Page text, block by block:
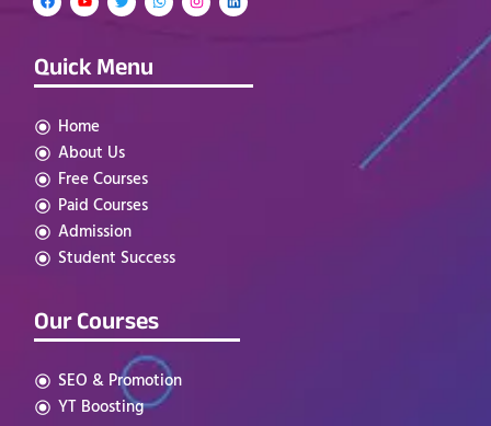
Quick Menu
Home
About Us
Free Courses
Paid Courses
Admission
Student Success
Our Courses
SEO & Promotion
YT Boosting